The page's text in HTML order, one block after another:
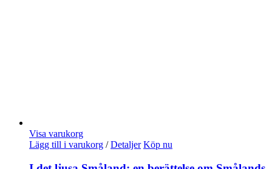
Visa varukorg
Lägg till i varukorg / Detaljer Köp nu